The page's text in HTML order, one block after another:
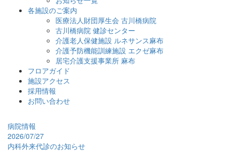
各施設のご案内
医療法人財団厚生会 古川橋病院
古川橋病院 健診センター
介護老人保健施設 ルネサンス麻布
介護予防機能訓練施設 エクゼ麻布
居宅介護支援事業所 麻布
フロアガイド
施設アクセス
採用情報
お問い合わせ
病院情報
2026/07/27
内科外来代診のお知らせ